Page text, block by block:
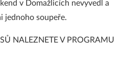
v Domažlicích nevyvedl a
jednoho soupeře.
NALEZNETE V PROGRAMU